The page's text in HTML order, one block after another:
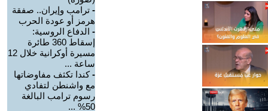
- ترامب وإيران.. صفقة
هرمز أو عودة الحرب
- الدفاع الروسية:
إسقاط 360 طائرة
مسيرة أوكرانية خلال 12
ساعة ...
-كندا تكثف مفاوضاتها
مع واشنطن لتفادي
رسوم ترامب البالغة
50% ...